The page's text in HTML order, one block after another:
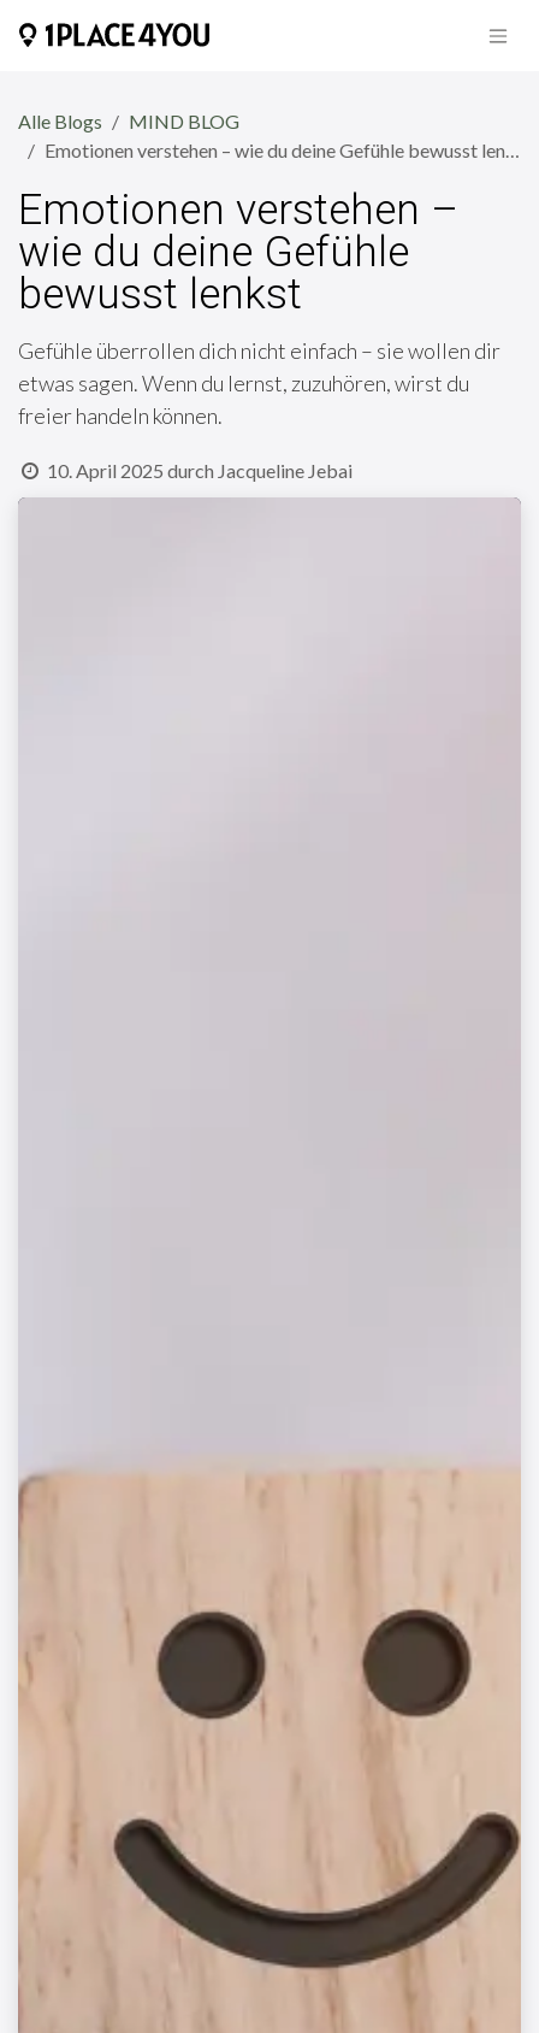
Alle Blogs
MIND BLOG
Emotionen verstehen – wie du deine Gefühle bewusst lenkst
Emotionen verstehen –
wie du deine Gefühle
bewusst lenkst
Gefühle überrollen dich nicht einfach – sie wollen dir
etwas sagen. Wenn du lernst, zuzuhören, wirst du
freier handeln können.
10. April 2025 durch Jacqueline Jebai